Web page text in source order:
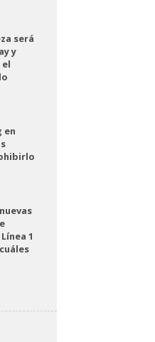
será
y
en
1